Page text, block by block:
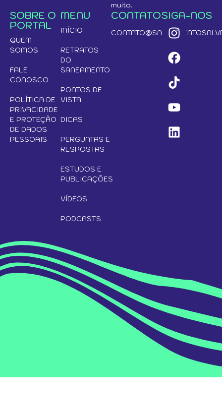
muito.
SOBRE O
PORTAL
QUEM
SOMOS
FALE
CONOSCO
POLÍTICA DE
PRIVACIDADE
E PROTEÇÃO
DE DADOS
PESSOAIS
MENU
INÍCIO
RETRATOS
DO
SANEAMENTO
PONTOS DE
VISTA
DICAS
PERGUNTAS E
RESPOSTAS
ESTUDOS E
PUBLICAÇÕES
VÍDEOS
PODCASTS
CONTATOSIGA-NOS